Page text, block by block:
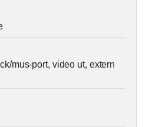
mus-port, video ut, extern